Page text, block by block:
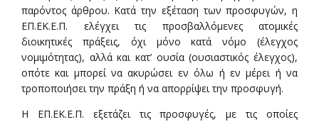
παρόντος άρθρου. Κατά την εξέταση των προσφυγών, η
ΕΠ.ΕΚ.Ε.Π. ελέγχει τις προσβαλλόμενες ατομικές
διοικητικές πράξεις, όχι μόνο κατά νόμο (έλεγχος
νομιμότητας), αλλά και κατ’ ουσία (ουσιαστικός έλεγχος),
οπότε και μπορεί να ακυρώσει εν όλω ή εν μέρει ή να
τροποποιήσει την πράξη ή να απορρίψει την προσφυγή.
Η ΕΠ.ΕΚ.Ε.Π. εξετάζει τις προσφυγές, με τις οποίες